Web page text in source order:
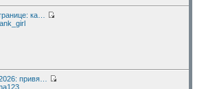
ка…
привя…